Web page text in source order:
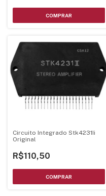
Circuito Integrado Stk4231Ii
Original
R$110,50